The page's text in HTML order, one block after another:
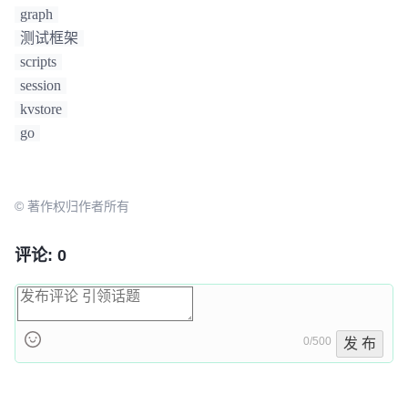
graph
测试框架
scripts
session
kvstore
go
© 著作权归作者所有
评论: 0
0/500 发 布